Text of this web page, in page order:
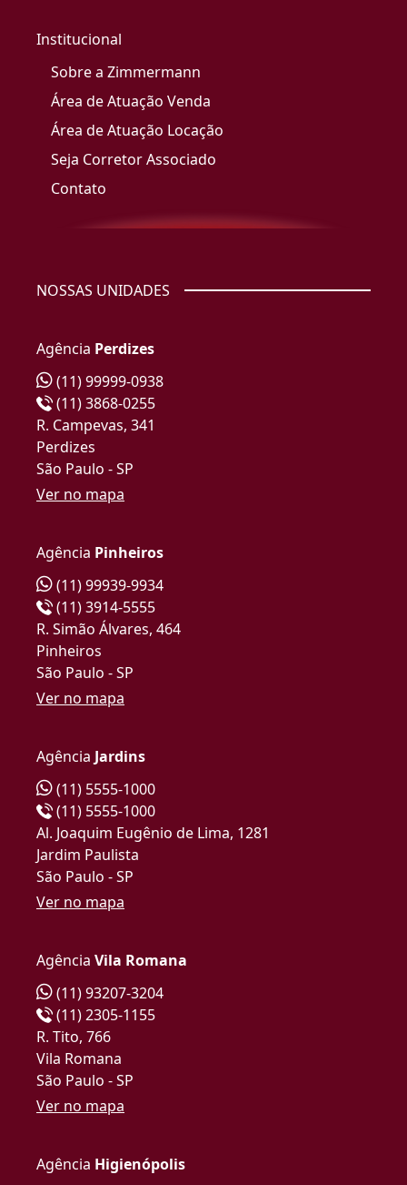
Institucional
Sobre a Zimmermann
Área de Atuação Venda
Área de Atuação Locação
Seja Corretor Associado
Contato
NOSSAS UNIDADES
Agência Perdizes
(11) 99999-0938
(11) 3868-0255
R. Campevas, 341
Perdizes
São Paulo - SP
Ver no mapa
Agência Pinheiros
(11) 99939-9934
(11) 3914-5555
R. Simão Álvares, 464
Pinheiros
São Paulo - SP
Ver no mapa
Agência Jardins
(11) 5555-1000
(11) 5555-1000
Al. Joaquim Eugênio de Lima, 1281
Jardim Paulista
São Paulo - SP
Ver no mapa
Agência Vila Romana
(11) 93207-3204
(11) 2305-1155
R. Tito, 766
Vila Romana
São Paulo - SP
Ver no mapa
Agência Higienópolis